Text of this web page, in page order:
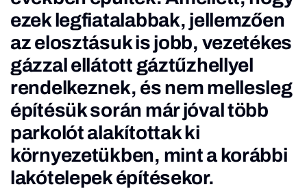
ezek legfiatalabbak, jellemzően
az elosztásuk is jobb, vezetékes
gázzal ellátott gáztűzhellyel
rendelkeznek, és nem mellesleg
építésük során már jóval több
parkolót alakítottak ki
környezetükben, mint a korábbi
lakótelepek építésekor.